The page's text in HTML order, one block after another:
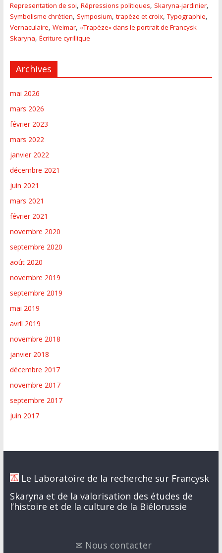
Representation de soi, Répressions politiques, Skaryna-jardinier,
Symbolisme chrétien, Symposium,trapèze et croix,Typographie,
Vernaculaire, Weimar, «Trapèze» dans le portrait de Francysk
Skaryna, Écriture cyrillique
Archives
mai 2026
mars 2026
février 2023
mars 2022
janvier 2022
décembre 2021
juin 2021
mars 2021
février 2021
novembre 2020
septembre 2020
août 2020
novembre 2019
septembre 2019
mai 2019
avril 2019
novembre 2018
janvier 2018
décembre 2017
novembre 2017
septembre 2017
juin 2017
Le Laboratoire de la recherche sur Francysk
Skaryna et de la valorisation des études de
l’histoire et de la culture de la Biélorussie
✉ Nous contacter